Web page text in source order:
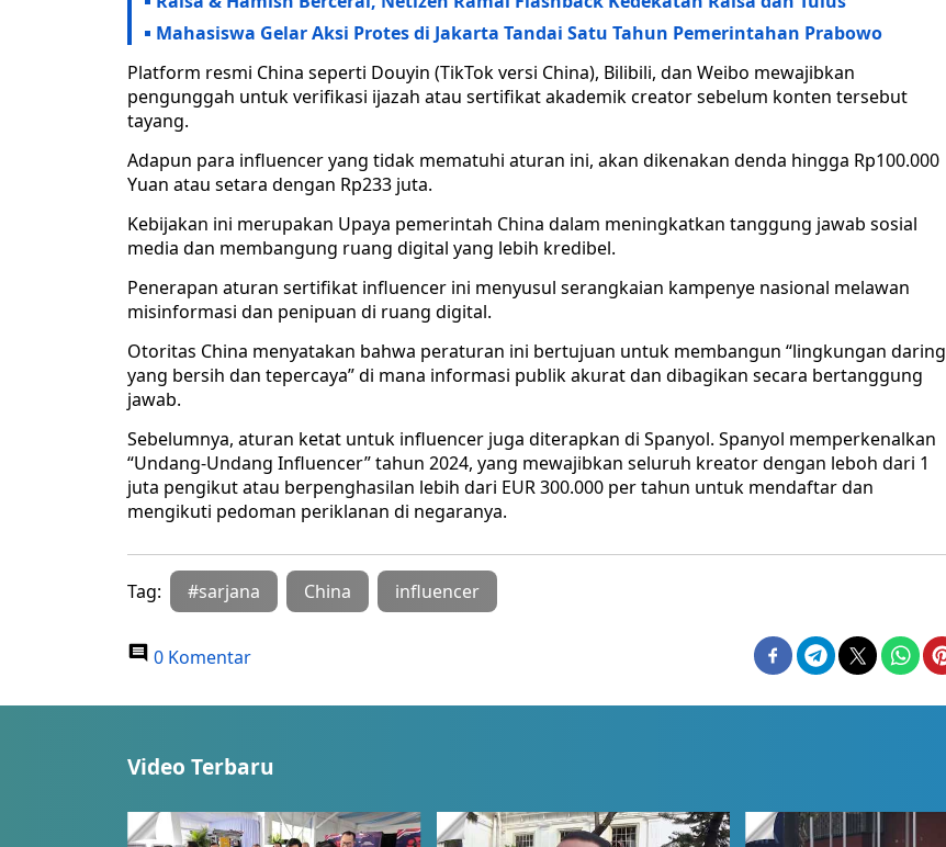
Mahasiswa Gelar Aksi Protes di Jakarta Tandai Satu Tahun Pemerintahan Prabowo
Platform resmi China seperti Douyin (TikTok versi China), Bilibili, dan Weibo mewajibkan
pengunggah untuk verifikasi ijazah atau sertifikat akademik creator sebelum konten tersebut
tayang.
Adapun para influencer yang tidak mematuhi aturan ini, akan dikenakan denda hingga Rp100.000
Yuan atau setara dengan Rp233 juta.
Kebijakan ini merupakan Upaya pemerintah China dalam meningkatkan tanggung jawab sosial
media dan membangung ruang digital yang lebih kredibel.
Penerapan aturan sertifikat influencer ini menyusul serangkaian kampenye nasional melawan
misinformasi dan penipuan di ruang digital.
Otoritas China menyatakan bahwa peraturan ini bertujuan untuk membangun “lingkungan daring
yang bersih dan tepercaya” di mana informasi publik akurat dan dibagikan secara bertanggung
jawab.
Sebelumnya, aturan ketat untuk influencer juga diterapkan di Spanyol. Spanyol memperkenalkan
“Undang-Undang Influencer” tahun 2024, yang mewajibkan seluruh kreator dengan leboh dari 1
juta pengikut atau berpenghasilan lebih dari EUR 300.000 per tahun untuk mendaftar dan
mengikuti pedoman periklanan di negaranya.
Tag: #sarjana China influencer
0 Komentar
Video Terbaru